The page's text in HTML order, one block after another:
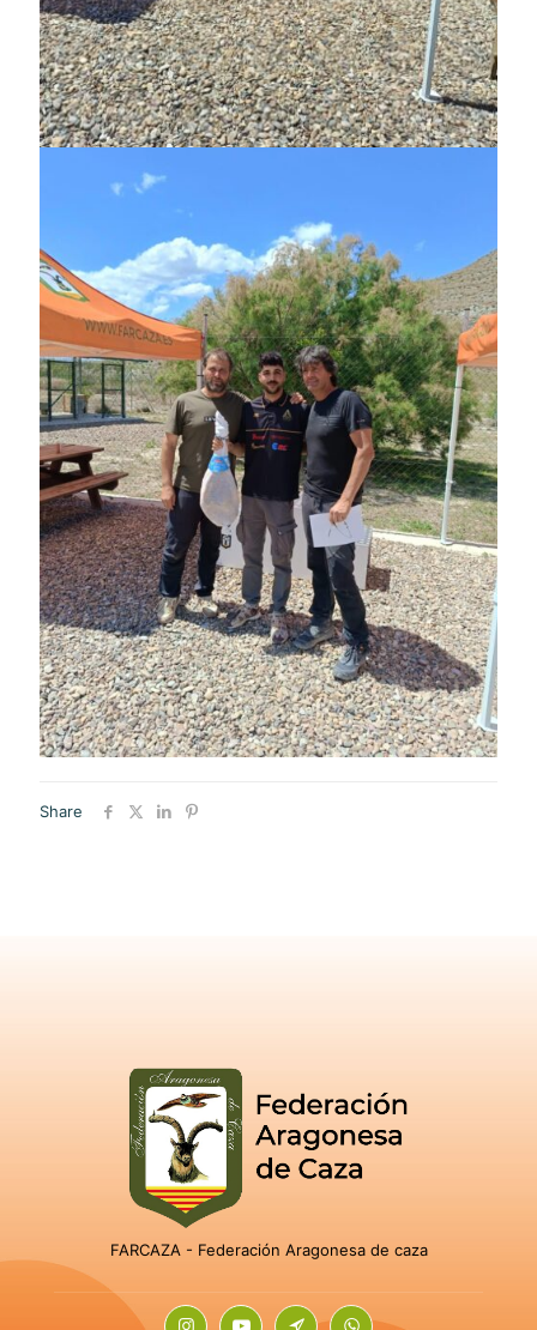
Share
FARCAZA - Federación Aragonesa de caza